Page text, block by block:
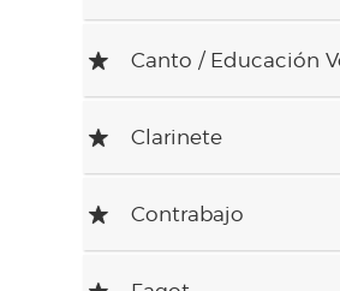
R Canto / Educación
R Clarinete
R Contrabajo